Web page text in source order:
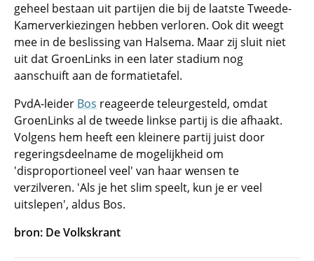
geheel bestaan uit partijen die bij de laatste Tweede-
Kamerverkiezingen hebben verloren. Ook dit weegt
mee in de beslissing van Halsema. Maar zij sluit niet
uit dat GroenLinks in een later stadium nog
aanschuift aan de formatietafel.
PvdA-leider Bos reageerde teleurgesteld, omdat
GroenLinks al de tweede linkse partij is die afhaakt.
Volgens hem heeft een kleinere partij juist door
regeringsdeelname de mogelijkheid om
'disproportioneel veel' van haar wensen te
verzilveren. 'Als je het slim speelt, kun je er veel
uitslepen', aldus Bos.
bron: De Volkskrant